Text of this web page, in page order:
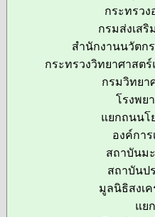
กระทรว
กรมส่งเส
สำนักงานนวัตก
กระทรวงวิทยาศาสต
กรมวิทยา
โรงพย
แยกถนนโ
องค์กา
สถาบันม
สถาบันป
มูลนิธิสงเ
แย